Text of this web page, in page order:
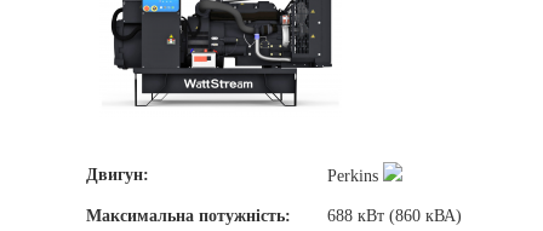
Двигун: Perkins
Максимальна потужність: 688 кВт (860 кВА)